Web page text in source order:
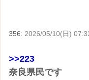
356: 2026/05/10(日)
>>223
奈良県民です